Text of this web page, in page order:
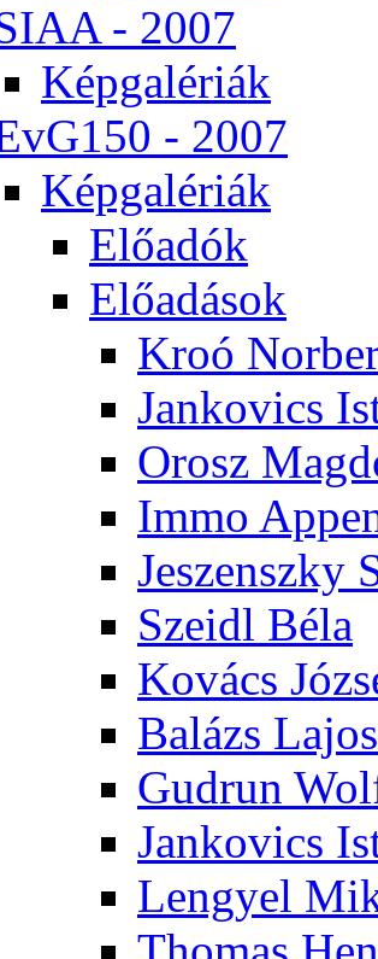
- 2007
Kép­ga­lé­ri­ák
- 2007
Kép­ga­lé­ri­ák
Elő­adók
Elő­adá­sok
Kroó
Jan­ko­vics
Orosz
Im­mo
Je­szensz­ky
Szeidl Bé­la
Ko­vács
Ba­lázs La­jos
Gud­run
Jan­ko­vics
Len­gyel